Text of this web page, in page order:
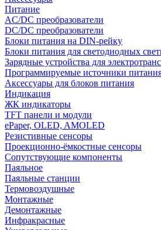
Питание
AC/DC преобразователи
DC/DC преобразователи
Блоки питания на DIN-рейку
Блоки питания для светодиодных
Зарядные устройства для
Программируемые источники
Аксессуары для блоков питания
Индикация
ЖК индикаторы
TFT панели и модули
ePaper, OLED, AMOLED
Резистивные сенсоры
Проекционно-ёмкостные сенсоры
Сопутствующие компоненты
Паяльное
Паяльные станции
Термовоздушные
Монтажные
Демонтажные
Инфракрасные